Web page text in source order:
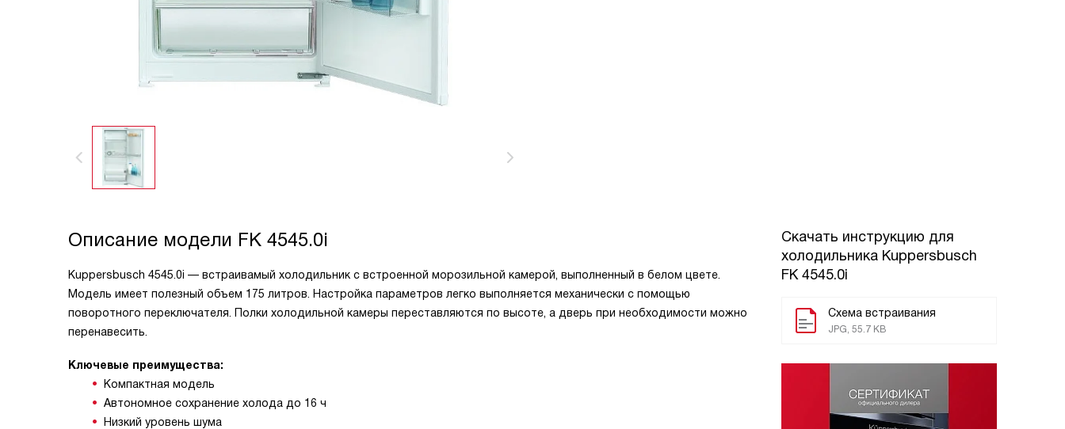
Скачать инструкцию для
холодильника Kuppersbusch
FK 4545.0i
Схема встраивания
JPG, 55.7 KB
Описание модели FK 4545.0i
Kuppersbusch 4545.0i — встраивамый холодильник с встроенной морозильной камерой, выполненный в белом цвете.
Модель имеет полезный объем 175 литров. Настройка параметров легко выполняется механически с помощью
поворотного переключателя. Полки холодильной камеры переставляются по высоте, а дверь при необходимости можно
перенавесить.
Ключевые преимущества:
Компактная модель
Автономное сохранение холода до 16 ч
Низкий уровень шума